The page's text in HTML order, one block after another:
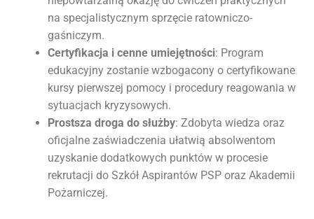
na specjalistycznym sprzęcie ratowniczo-
gaśniczym.
Certyfikacja i cenne umiejętności: Program
edukacyjny zostanie wzbogacony o certyfikowane
kursy pierwszej pomocy i procedury reagowania w
sytuacjach kryzysowych.
Prostsza droga do służby: Zdobyta wiedza oraz
oficjalne zaświadczenia ułatwią absolwentom
uzyskanie dodatkowych punktów w procesie
rekrutacji do Szkół Aspirantów PSP oraz Akademii
Pożarniczej.